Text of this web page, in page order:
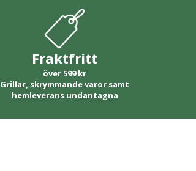
Fraktfritt
över 599 kr
Grillar, skrymmande varor samt
hemleverans undantagna